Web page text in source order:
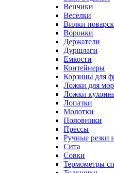
Венчики
Веселки
Вилки
Воронки
Держатели
Дуршлаги
Емкости
Контейнеры
Корзины для
Ложки для
Ложки
Лопатки
Молотки
Половники
Прессы
Ручные резки
Сита
Совки
Термометры